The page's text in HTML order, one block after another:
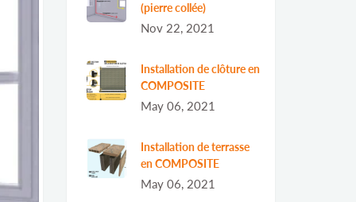
(pierre collée)
Nov 22, 2021
Installation de clôture en
COMPOSITE
May 06, 2021
Installation de terrasse
en COMPOSITE
May 06, 2021